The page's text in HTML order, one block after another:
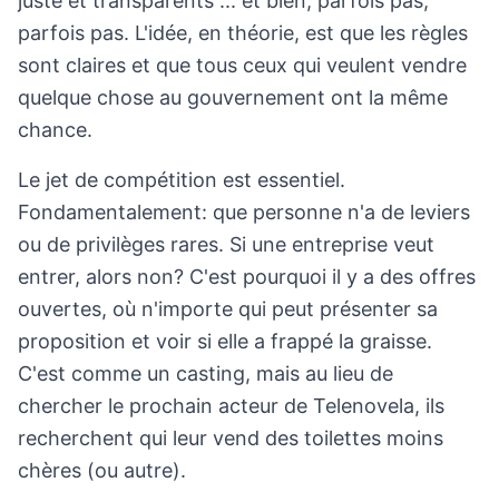
parfois pas. L'idée, en théorie, est que les règles
sont claires et que tous ceux qui veulent vendre
quelque chose au gouvernement ont la même
chance.
Le jet de compétition est essentiel.
Fondamentalement: que personne n'a de leviers
ou de privilèges rares. Si une entreprise veut
entrer, alors non? C'est pourquoi il y a des offres
ouvertes, où n'importe qui peut présenter sa
proposition et voir si elle a frappé la graisse.
C'est comme un casting, mais au lieu de
chercher le prochain acteur de Telenovela, ils
recherchent qui leur vend des toilettes moins
chères (ou autre).